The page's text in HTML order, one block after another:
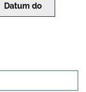
Datum do